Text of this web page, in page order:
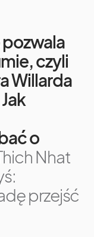
czyli
Willarda
o
Nhat
przejść